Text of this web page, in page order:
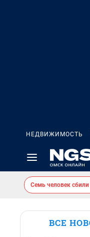
НЕДВИЖИМОСТЬ
Семь человек
ВСЕ